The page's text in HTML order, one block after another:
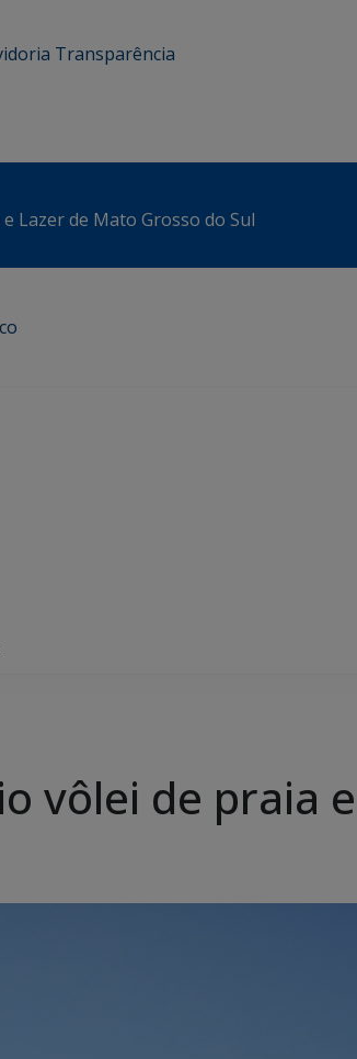
Transparência
Lazer de Mato Grosso do Sul
vôlei de praia